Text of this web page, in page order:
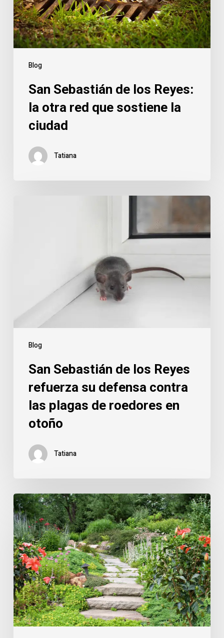
Blog
San Sebastián de los Reyes:
la otra red que sostiene la
ciudad
Tatiana
Blog
San Sebastián de los Reyes
refuerza su defensa contra
las plagas de roedores en
otoño
Tatiana